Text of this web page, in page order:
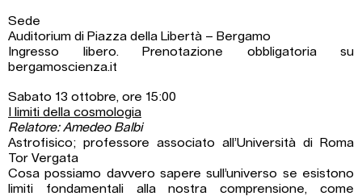
Sede
Auditorium di Piazza della Libertà – Bergamo
Ingresso libero. Prenotazione obbligatoria su
bergamoscienza.it
Sabato 13 ottobre, ore 15:00
I limiti della cosmologia
Relatore: Amedeo Balbi
Astrofisico; professore associato all’Università di Roma
Tor Vergata
Cosa possiamo davvero sapere sull’universo se esistono
limiti fondamentali alla nostra comprensione, come